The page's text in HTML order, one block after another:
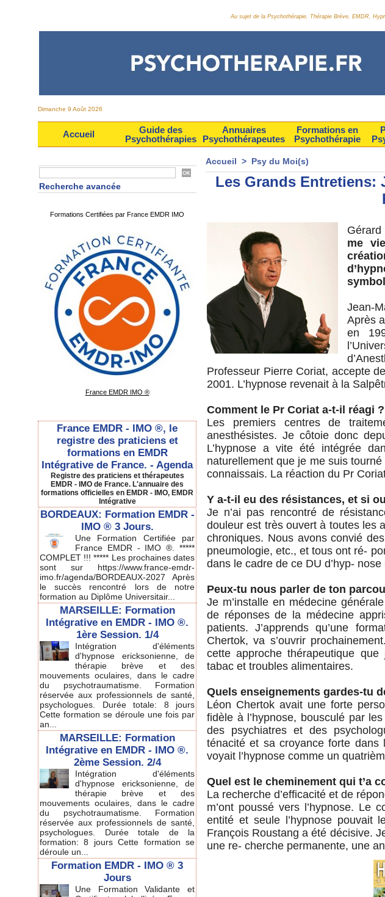
Au sujet de la Psychothérapie, Thérapie Brève, EMDR,
Dimanche 9 Août 2026
Accueil
Guide des
Psychothérapies
Annuaires
Psychothérapeutes
Formations en
Psychothérapie
Recherche avancée
Formations Certifiées par France EMDR IMO
France EMDR IMO ®
France EMDR - IMO ®, le
registre des praticiens et
formations en EMDR
Intégrative de France. - Agenda
Registre des praticiens et thérapeutes
EMDR - IMO de France. L'annuaire des
formations officielles en EMDR - IMO, EMDR
Intégrative
BORDEAUX: Formation EMDR -
IMO ® 3 Jours.
Une Formation Certifiée par
France EMDR - IMO ®. *****
COMPLET !!! ***** Les prochaines dates
sont sur https://www.france-emdr-
imo.fr/agenda/BORDEAUX-2027 Après
le succès rencontré lors de notre
formation au Diplôme Universitair...
MARSEILLE: Formation
Intégrative en EMDR - IMO ®.
1ère Session. 1/4
Intégration d'éléments
d'hypnose ericksonienne, de
thérapie brève et des
mouvements oculaires, dans le cadre
du psychotraumatisme. Formation
réservée aux professionnels de santé,
psychologues. Durée totale: 8 jours
Cette formation se déroule une fois par
an...
MARSEILLE: Formation
Intégrative en EMDR - IMO ®.
2ème Session. 2/4
Intégration d'éléments
d'hypnose ericksonienne, de
thérapie brève et des
mouvements oculaires, dans le cadre
du psychotraumatisme. Formation
réservée aux professionnels de santé,
psychologues. Durée totale de la
formation: 8 jours Cette formation se
déroule un...
Formation EMDR - IMO ® 3
Jours
Une Formation Validante et
Accueil > Psy du Moi(s)
Les Grands Entretiens:
me
Jean-
Après
en
Professeur Pierre Coriat, accepte
2001. L’hypnose revenait à la
Comment le Pr Coriat a-t-il réagi
Les premiers centres de
anesthésistes. Je côtoie donc
L’hypnose a vite été intégrée
naturellement que je me suis
connaissais. La réaction du Pr
Y a-t-il eu des résistances, et si
Je n’ai pas rencontré de
douleur est très ouvert à toutes les
chroniques. Nous avons convié
pneumologie, etc., et tous ont ré-
dans le cadre de ce DU d’hyp- nose
Peux-tu nous parler de ton
Je m’installe en médecine
de réponses de la médecine
patients. J’apprends qu’une
Chertok, va s’ouvrir
cette approche thérapeutique
tabac et troubles alimentaires.
Quels enseignements gardes-tu
Léon Chertok avait une forte
fidèle à l’hypnose, bousculé par
des psychiatres et des
ténacité et sa croyance forte dans
voyait l’hypnose comme un
Quel est le cheminement qui t’a
La recherche d’efficacité et de
m’ont poussé vers l’hypnose. Le
entité et seule l’hypnose pouvait
François Roustang a été décisive.
une re- cherche permanente, une